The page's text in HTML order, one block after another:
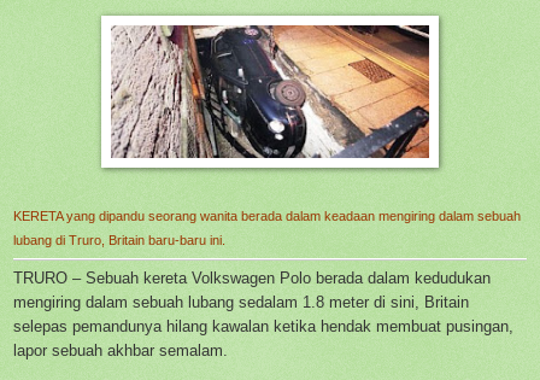
KERETA yang dipandu seorang wanita berada dalam keadaan mengiring dalam sebuah
lubang di Truro, Britain baru-baru ini.
TRURO – Sebuah kereta Volkswagen Polo berada dalam kedudukan
mengiring dalam sebuah lubang sedalam 1.8 meter di sini, Britain
selepas pemandunya hilang kawalan ketika hendak membuat pusingan,
lapor sebuah akhbar semalam.